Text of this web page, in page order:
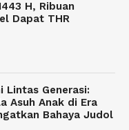
H, Ribuan
Dapat THR
Lintas Generasi:
Asuh Anak di Era
Bahaya Judol